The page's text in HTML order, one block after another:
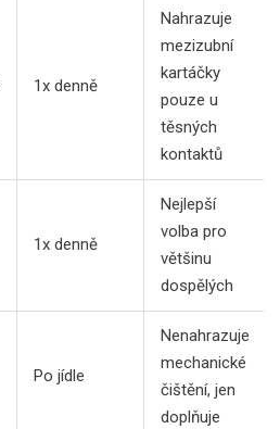
1x denně
Nahrazuje
mezizubní
kartáčky
pouze u
těsných
kontaktů
1x denně
Nejlepší
volba pro
většinu
dospělých
Po jídle
Nenahrazuje
mechanické
čištění, jen
doplňuje